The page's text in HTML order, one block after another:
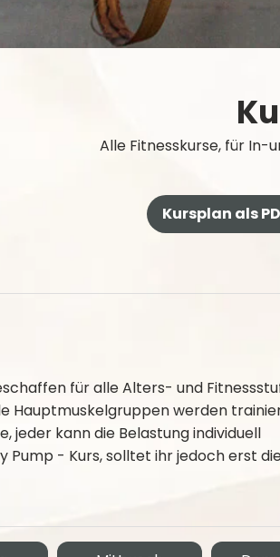
Alle Fitnesskurse, für In-
Kursplan als
für alle Alters- und
Hauptmuskelgruppen werden
jeder kann die Belastung individuell
Pump - Kurs, solltet ihr jedoch erst